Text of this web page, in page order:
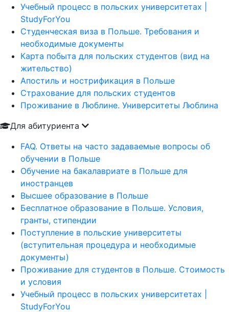
Учебный процесс в польских университетах |
StudyForYou
Студенческая виза в Польше. Требования и
необходимые документы
Карта побыта для польских студентов (вид на
жительство)
Апостиль и нострификация в Польше
Страхование для польских студентов
Проживание в Люблине. Университеты Люблина
Для абитуриента
FAQ. Ответы на часто задаваемые вопросы об
обучении в Польше
Обучение на бакалавриате в Польше для
иностранцев
Высшее образование в Польше
Бесплатное образование в Польше. Условия,
гранты, стипендии
Поступление в польские университеты
(вступительная процедура и необходимые
документы)
Проживание для студентов в Польше. Стоимость
и условия
Учебный процесс в польских университетах |
StudyForYou